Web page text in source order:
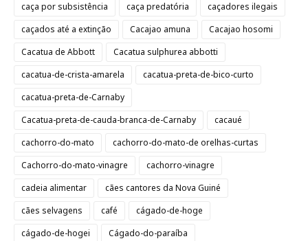
caça por subsistência
caça predatória
caçadores ilegais
caçados até a extinção
Cacajao amuna
Cacajao hosomi
Cacatua de Abbott
Cacatua sulphurea abbotti
cacatua-de-crista-amarela
cacatua-preta-de-bico-curto
cacatua-preta-de-Carnaby
Cacatua-preta-de-cauda-branca-de-Carnaby
cacaué
cachorro-do-mato
cachorro-do-mato-de orelhas-curtas
Cachorro-do-mato-vinagre
cachorro-vinagre
cadeia alimentar
cães cantores da Nova Guiné
cães selvagens
café
cágado-de-hoge
cágado-de-hogei
Cágado-do-paraíba